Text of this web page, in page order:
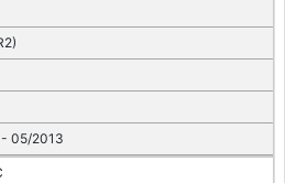
05/2013